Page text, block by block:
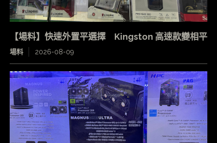
【場料】快速外置平選擇 Kingston 高速款變相平
場料 2026-08-09